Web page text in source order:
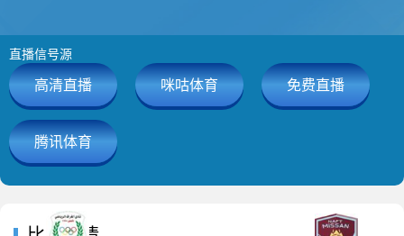
直播信号源
高清直播 咪咕体育 免费直播
腾讯体育